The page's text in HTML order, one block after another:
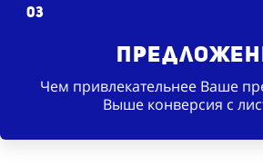
03
Чем привлекательнее Ваше
Выше конверсия с